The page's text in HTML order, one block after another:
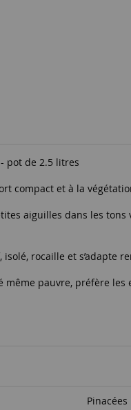
pot de 2.5 litres
compact et à la
aiguilles dans les
rocaille et s’adapte
pauvre, préfère les
Pinacées